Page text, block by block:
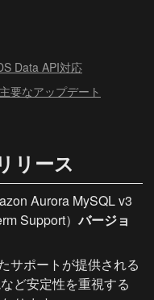
Data API対応
要なアップデート
リース
Aurora MySQL v3
Support）バージョ
サポートが提供される
ど安定性を重視する